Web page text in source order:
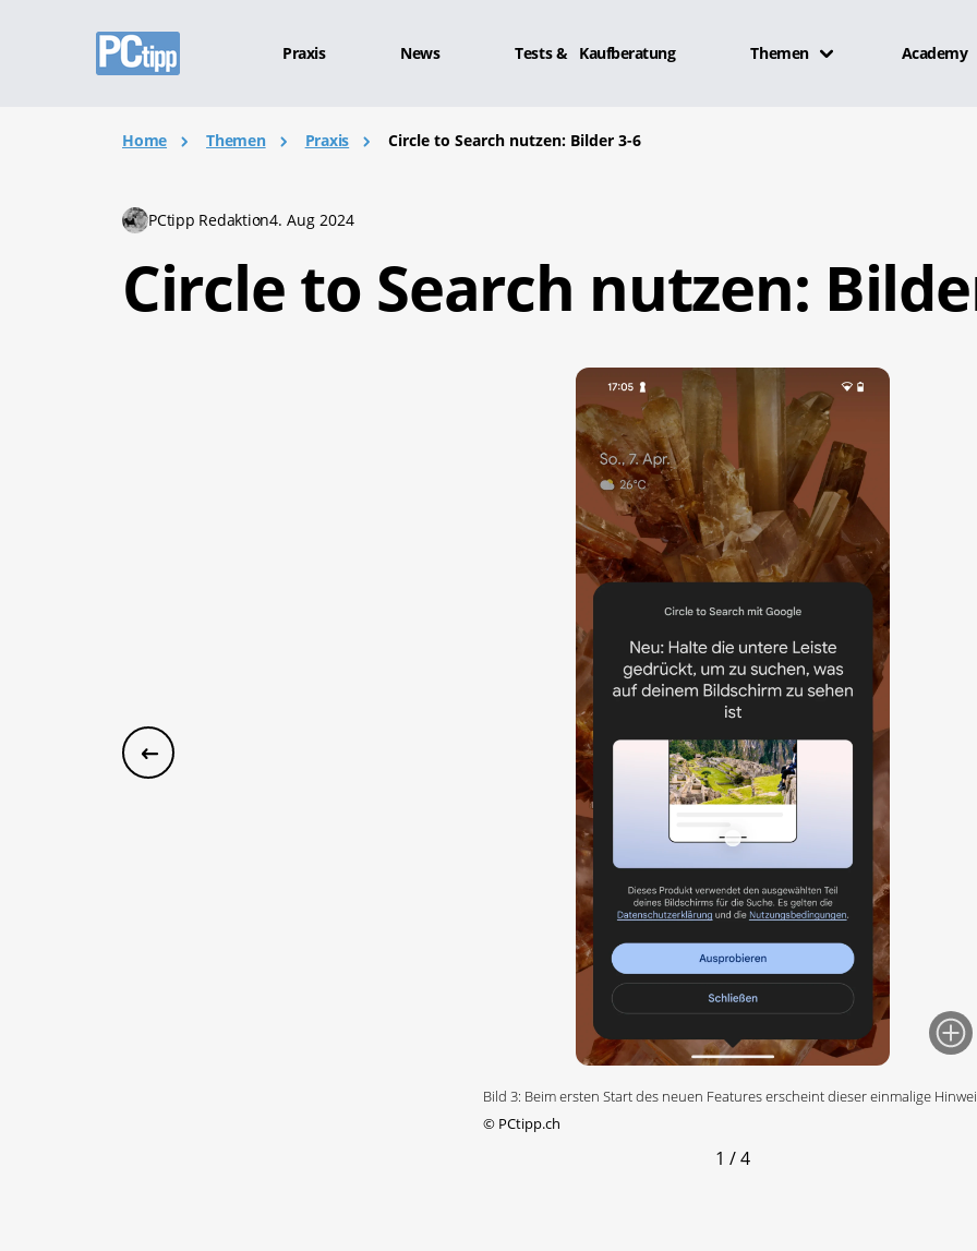
Praxis News Tests & Kaufberatung Themen Academy
Home Themen Praxis Circle to Search nutzen: Bilder 3-6
PCtipp Redaktion4. Aug 2024
Circle to Search nutzen:
Bild 3: Beim ersten Start des neuen Features erscheint dieser einmalige
©PCtipp.ch
1 / 4